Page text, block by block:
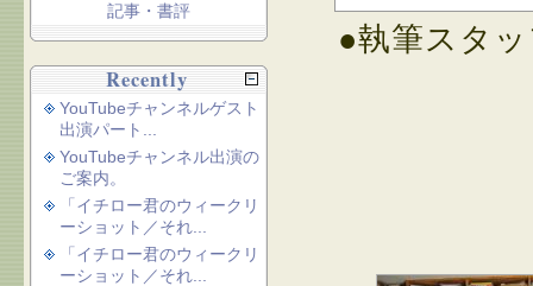
●執筆スタ
記事・書評
Recently
YouTubeチャンネルゲスト
出演パート...
YouTubeチャンネル出演の
ご案内。
「イチロー君のウィークリ
ーショット／それ...
「イチロー君のウィークリ
ーショット／それ...